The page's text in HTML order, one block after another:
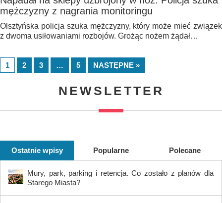
mężczyzny z nagrania monitoringu
Olsztyńska policja szuka mężczyzny, który może mieć związek
z dwoma usiłowaniami rozbojów. Grożąc nożem żądał…
1 2 3 … 5 NASTĘPNE »
NEWSLETTER
Ostatnie wpisy Popularne Polecane
Mury, park, parking i retencja. Co zostało z planów dla
Starego Miasta?